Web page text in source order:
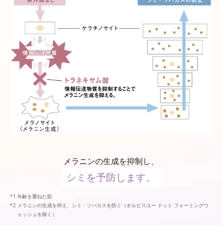
メラニンの生成を抑制し、
シミを予防します。
年齢を重ねた肌
メラニンの生成を抑え、シミ・ソバカスを防ぐ（オルビスユー ドット フォーミングウ
ォッシュを除く）